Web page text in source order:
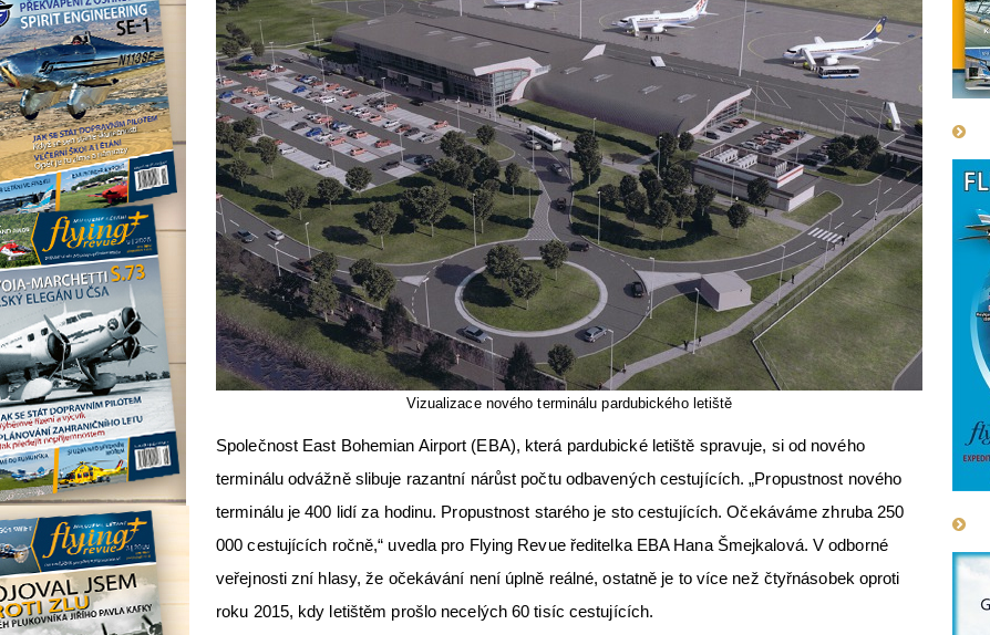
Vizualizace nového terminálu pardubického letiště
Společnost East Bohemian Airport (EBA), která pardubické letiště spravuje, si od nového
terminálu odvážně slibuje razantní nárůst počtu odbavených cestujících. „Propustnost nového
terminálu je 400 lidí za hodinu. Propustnost starého je sto cestujících. Očekáváme zhruba 250
000 cestujících ročně,“ uvedla pro Flying Revue ředitelka EBA Hana Šmejkalová. V odborné
veřejnosti zní hlasy, že očekávání není úplně reálné, ostatně je to více než čtyřnásobek oproti
roku 2015, kdy letištěm prošlo necelých 60 tisíc cestujících.